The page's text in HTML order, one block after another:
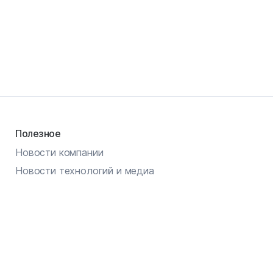
Полезное
Новости компании
Новости технологий и медиа